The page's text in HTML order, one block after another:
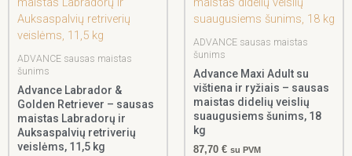
ADVANCE sausas maistas
šunims
Advance Labrador &
Golden Retriever – sausas
maistas Labradorų ir
Auksaspalvių retriverių
veislėms, 11,5 kg
ADVANCE sausas maistas
šunims
Advance Maxi Adult su
vištiena ir ryžiais – sausas
maistas didelių veislių
suaugusiems šunims, 18
kg
87,70 € su PVM